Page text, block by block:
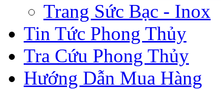
Trang Sức Bạc - Inox
Tin Tức Phong Thủy
Tra Cứu Phong Thủy
Hướng Dẫn Mua Hàng